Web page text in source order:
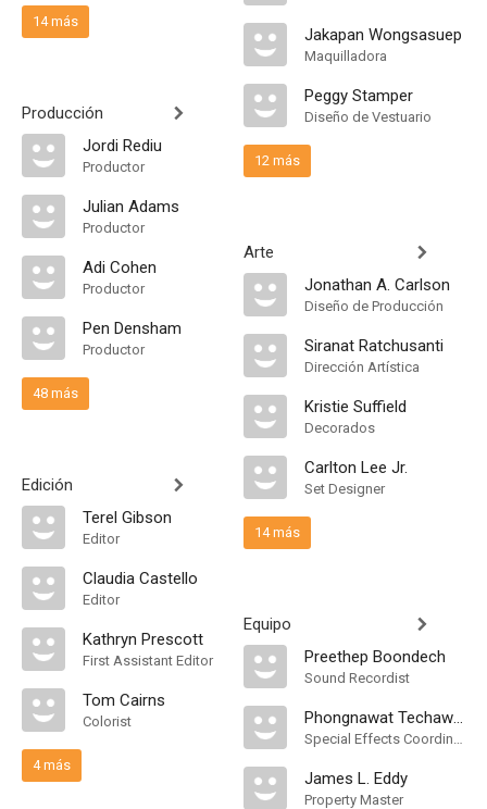
14 más
Producción
Jordi Rediu
Productor
Julian Adams
Productor
Adi Cohen
Productor
Pen Densham
Productor
48 más
Edición
Terel Gibson
Editor
Claudia Castello
Editor
Kathryn Prescott
First Assistant Editor
Tom Cairns
Colorist
4 más
Jakapan Wongsasuep
Maquilladora
Peggy Stamper
Diseño de Vestuario
12 más
Arte
Jonathan A. Carlson
Diseño de Producción
Siranat Ratchusanti
Dirección Artística
Kristie Suffield
Decorados
Carlton Lee Jr.
Set Designer
14 más
Equipo
Preethep Boondech
Sound Recordist
Phongnawat Techawanvekin
Special Effects Coordinator
James L. Eddy
Property Master